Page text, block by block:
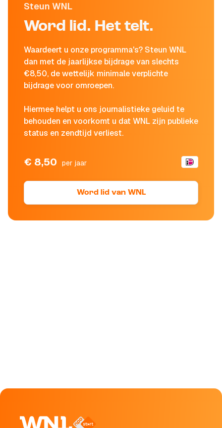
Steun WNL
Word lid. Het telt.
Waardeert u onze programma's? Steun WNL
dan met de jaarlijkse bijdrage van slechts
€8,50, de wettelijk minimale verplichte
bijdrage voor omroepen.
Hiermee helpt u ons journalistieke geluid te
behouden en voorkomt u dat WNL zijn publieke
status en zendtijd verliest.
€ 8,50 per jaar
Word lid van WNL